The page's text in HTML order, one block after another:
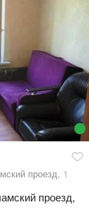
проезд, 1
проезд,